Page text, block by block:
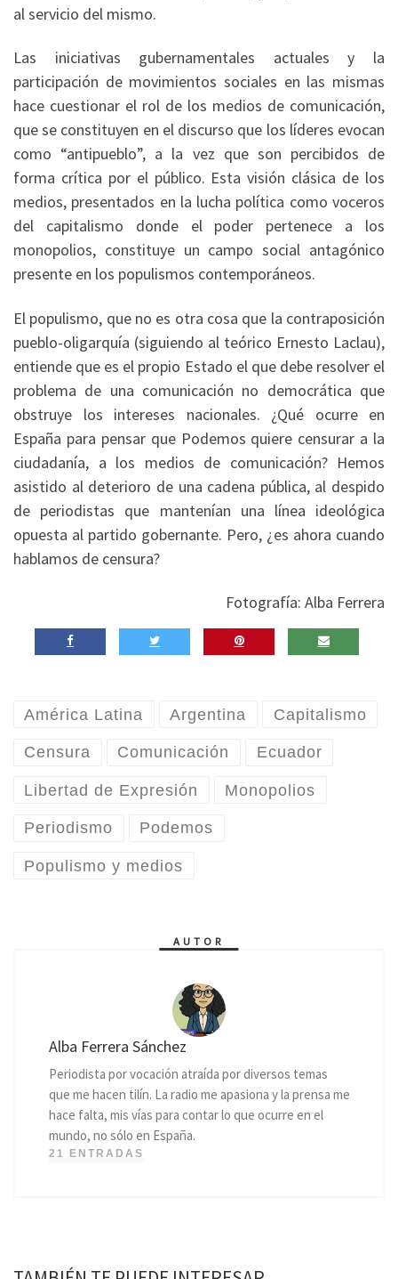
al servicio del mismo.
Las iniciativas gubernamentales actuales y la
participación de movimientos sociales en las mismas
hace cuestionar el rol de los medios de comunicación,
que se constituyen en el discurso que los líderes evocan
como “antipueblo”, a la vez que son percibidos de
forma crítica por el público. Esta visión clásica de los
medios, presentados en la lucha política como voceros
del capitalismo donde el poder pertenece a los
monopolios, constituye un campo social antagónico
presente en los populismos contemporáneos.
El populismo, que no es otra cosa que la contraposición
pueblo-oligarquía (siguiendo al teórico Ernesto Laclau),
entiende que es el propio Estado el que debe resolver el
problema de una comunicación no democrática que
obstruye los intereses nacionales. ¿Qué ocurre en
España para pensar que Podemos quiere censurar a la
ciudadanía, a los medios de comunicación? Hemos
asistido al deterioro de una cadena pública, al despido
de periodistas que mantenían una línea ideológica
opuesta al partido gobernante. Pero, ¿es ahora cuando
hablamos de censura?
Fotografía: Alba Ferrera
América Latina Argentina Capitalismo
Censura Comunicación Ecuador
Libertad de Expresión Monopolios
Periodismo Podemos
Populismo y medios
AUTOR
Alba Ferrera Sánchez
Periodista por vocación atraída por diversos temas
que me hacen tilín. La radio me apasiona y la prensa me
hace falta, mis vías para contar lo que ocurre en el
mundo, no sólo en España.
21 ENTRADAS